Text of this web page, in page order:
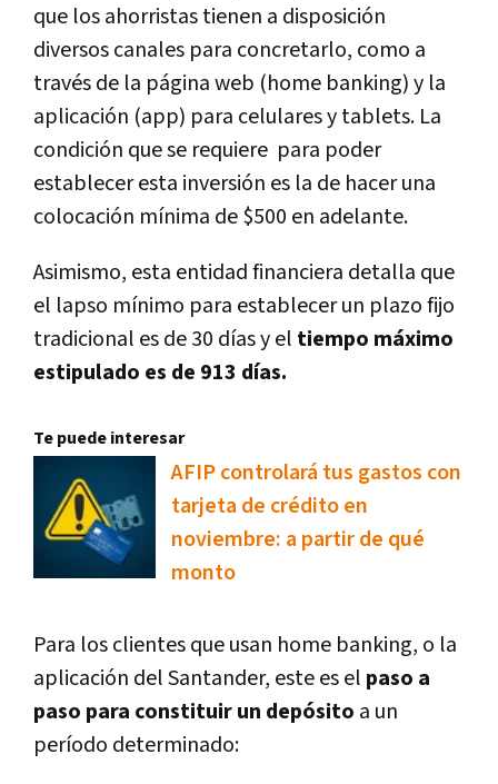
que los ahorristas tienen a disposición
diversos canales para concretarlo, como a
través de la página web (home banking) y la
aplicación (app) para celulares y tablets. La
condición que se requiere para poder
establecer esta inversión es la de hacer una
colocación mínima de $500 en adelante.
Asimismo, esta entidad financiera detalla que
el lapso mínimo para establecer un plazo fijo
tradicional es de 30 días y el tiempo máximo
estipulado es de 913 días.
Te puede interesar
AFIP controlará tus gastos con
tarjeta de crédito en
noviembre: a partir de qué
monto
Para los clientes que usan home banking, o la
aplicación del Santander, este es el paso a
paso para constituir un depósito a un
período determinado: